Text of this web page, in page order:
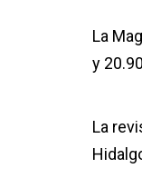
La
y
La